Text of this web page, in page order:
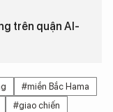
trên quận Al-
#miền Bắc Hama
#giao chiến